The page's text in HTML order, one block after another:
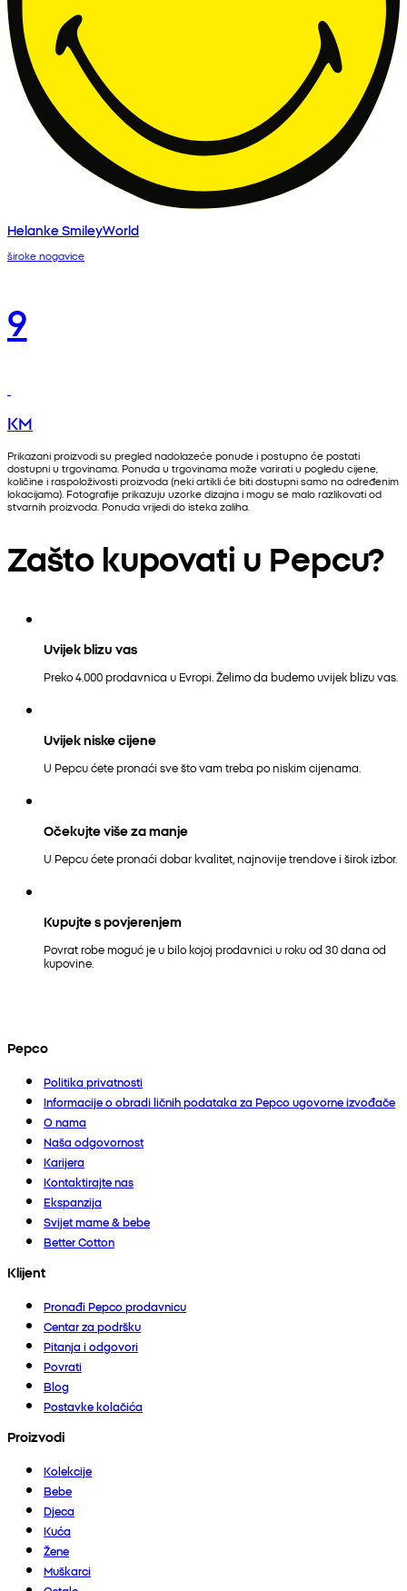
Helanke SmileyWorld
široke nogavice
9
KM
Prikazani proizvodi su pregled nadolazeće ponude i postupno će postati
dostupni u trgovinama. Ponuda u trgovinama može varirati u pogledu cijene,
količine i raspoloživosti proizvoda (neki artikli će biti dostupni samo na određenim
lokacijama). Fotografije prikazuju uzorke dizajna i mogu se malo razlikovati od
stvarnih proizvoda. Ponuda vrijedi do isteka zaliha.
Zašto kupovati u Pepcu?
Uvijek blizu vas
Preko 4.000 prodavnica u Evropi. Želimo da budemo uvijek blizu vas.
Uvijek niske cijene
U Pepcu ćete pronaći sve što vam treba po niskim cijenama.
Očekujte više za manje
U Pepcu ćete pronaći dobar kvalitet, najnovije trendove i širok izbor.
Kupujte s povjerenjem
Povrat robe moguć je u bilo kojoj prodavnici u roku od 30 dana od
kupovine.
Pepco
Politika privatnosti
Informacije o obradi ličnih podataka za Pepco ugovorne izvođače
O nama
Naša odgovornost
Karijera
Kontaktirajte nas
Ekspanzija
Svijet mame & bebe
Better Cotton
Klijent
Pronađi Pepco prodavnicu
Centar za podršku
Pitanja i odgovori
Povrati
Blog
Postavke kolačića
Proizvodi
Kolekcije
Bebe
Djeca
Kuća
Žene
Muškarci